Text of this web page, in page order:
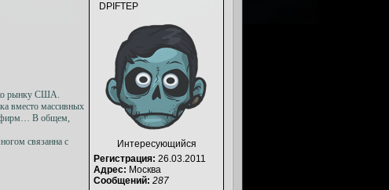
DPIFTEP
Интересующийся
Регистрация: 26.03.2011
Адрес: Москва
Сообщений: 287
рынку США.
вместо массивных
фирм… В общем,
связанна с